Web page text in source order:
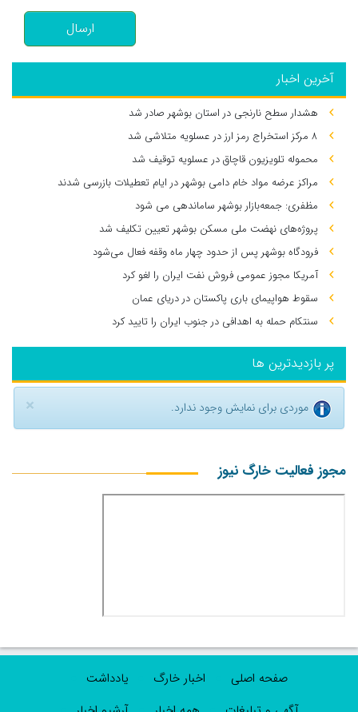
ارسال
آخرین اخبار
هشدار سطح نارنجی در استان بوشهر صادر شد
۸ مرکز استخراج رمز ارز در عسلویه متلاشی شد
محموله تلویزیون قاچاق در عسلویه توقیف شد
مراکز عرضه مواد خام دامی بوشهر در ایام تعطیلات بازرسی شدند
مظفری: جمعه‌بازار بوشهر ساماندهی می‌ شود
پروژه‌های نهضت ملی مسکن بوشهر تعیین تکلیف شد
فرودگاه بوشهر پس از حدود چهار ماه وقفه فعال می‌شود
آمریکا مجوز عمومی فروش نفت ایران را لغو کرد
سقوط هواپیمای باری پاکستان در دریای عمان
سنتکام حمله به اهدافی در جنوب ایران را تایید کرد
پر بازدیدترین ها
× موردی برای نمایش وجود ندارد.
مجوز فعالیت خارگ نیوز
صفحه اصلی اخبار خارگ
یادداشت